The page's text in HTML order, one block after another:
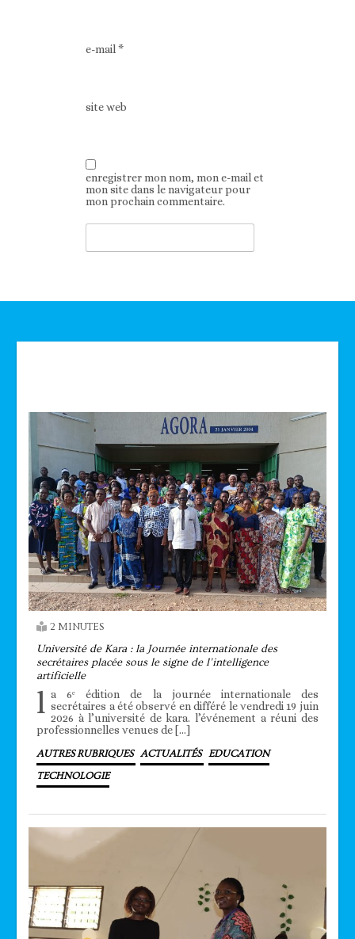
e-mail*
site web
enregistrer mon nom, mon e-mail et
mon site dans le navigateur pour
mon prochain commentaire.
2 MINUTES
Université de Kara : la Journée internationale des
secrétaires placée sous le signe de l’intelligence
artificielle
l a 6ᵉ édition de la journée internationale des
secrétaires a été observé en différé le vendredi 19 juin
2026 à l’université de kara. l’événement a réuni des
professionnelles venues de […]
AUTRES RUBRIQUES ACTUALITÉS EDUCATION
TECHNOLOGIE